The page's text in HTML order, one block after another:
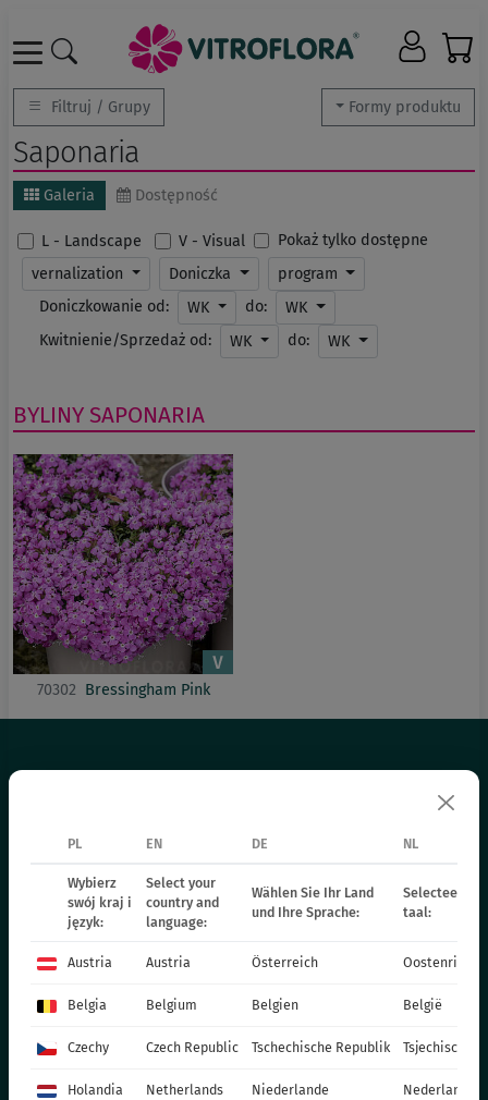
Formy produktu
Filtruj / Grupy
Saponaria
Galeria Dostępność
L - Landscape V - Visual
Pokaż tylko dostępne
vernalization
Doniczka
program
Doniczkowanie od:
WK do:
WK
Kwitnienie/Sprzedaż od:
WK do: WK
BYLINY SAPONARIA
70302 Bressingham Pink
ROŚLINY RABATOWE - WIOSENNE
ROŚLINY JEDNOROCZNE - WIOSENNE
CHRYZANTEMY
POINSECJE
ROŚLINY DWULETNIE
PL EN DE NL
Wybierz
swój kraj i
język:
Select your
country and
language:
Wählen Sie Ihr Land
und Ihre Sprache:
Selecteer uw
taal:
Austria Austria Österreich Oostenrijk
Belgia Belgium Belgien België
Czechy Czech Republic Tschechische Republik Tsjechische
Holandia Netherlands Niederlande Nederland